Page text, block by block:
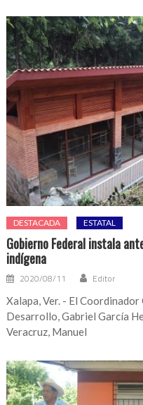
DESTACADA ESTATAL
Gobierno Federal instala
indígena
2020/08/11 Editor
Xalapa, Ver. - El
Desarrollo, Gabriel García
Veracruz, Manuel